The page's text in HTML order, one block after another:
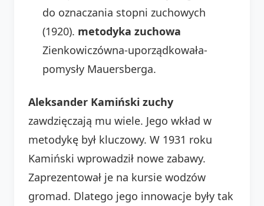
do oznaczania stopni zuchowych
(1920). metodyka zuchowa
Zienkowiczówna-uporządkowała-
pomysły Mauersberga.
Aleksander Kamiński zuchy
zawdzięczają mu wiele. Jego wkład w
metodykę był kluczowy. W 1931 roku
Kamiński wprowadził nowe zabawy.
Zaprezentował je na kursie wodzów
gromad. Dlatego jego innowacje były tak